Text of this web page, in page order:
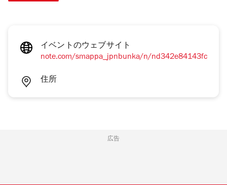
イベントのウェブサイト
note.com/smappa_jpnbunka/n/nd342e84143fc
住所
広告